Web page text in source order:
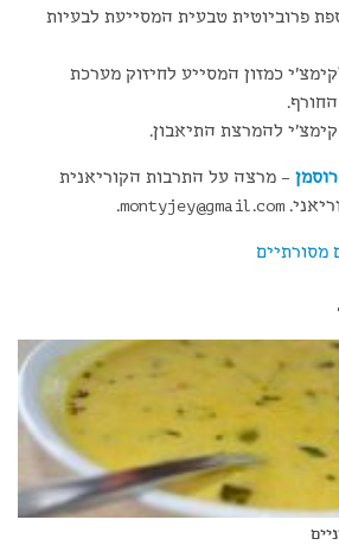
פרוביוטית טבעית המסייעת לבעיות
כמזון המסייע לחיזוק מערכת
להמרצת התיאבון.
– מרצה על התרבות הקוריאנית
montyjey@gmail.com
.
מסורתיים